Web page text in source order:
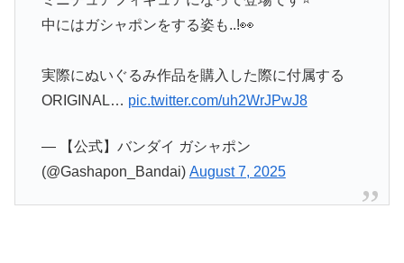
中にはガシャポンをする姿も..!👀
実際にぬいぐるみ作品を購入した際に付属する
ORIGINAL… pic.twitter.com/uh2WrJPwJ8
— 【公式】バンダイ ガシャポン
(@Gashapon_Bandai) August 7, 2025